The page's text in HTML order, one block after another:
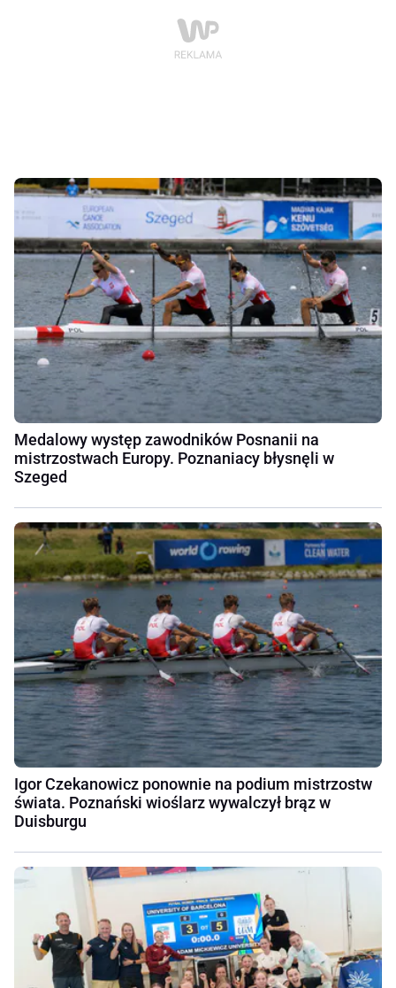
Medalowy występ zawodników Posnanii na
mistrzostwach Europy. Poznaniacy błysnęli w
Szeged
Igor Czekanowicz ponownie na podium mistrzostw
świata. Poznański wioślarz wywalczył brąz w
Duisburgu